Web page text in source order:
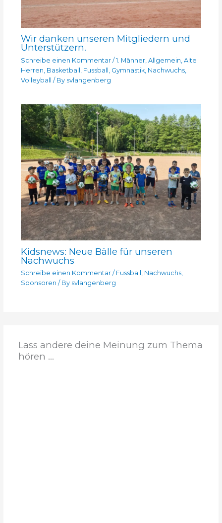
Wir danken unseren Mitgliedern und
Unterstützern.
Schreibe einen Kommentar /1. Männer, Allgemein Alte
Herren Basketball Fussball Gymnastik, Nachwuchs,
Volleyball / By svlangenberg
Kidsnews: Neue Bälle für unseren
Nachwuchs
Schreibe einen Kommentar / Fussball , Nachwuchs,
Sponsoren / By svlangenberg
Lass andere deine Meinung zum Thema
hören ...